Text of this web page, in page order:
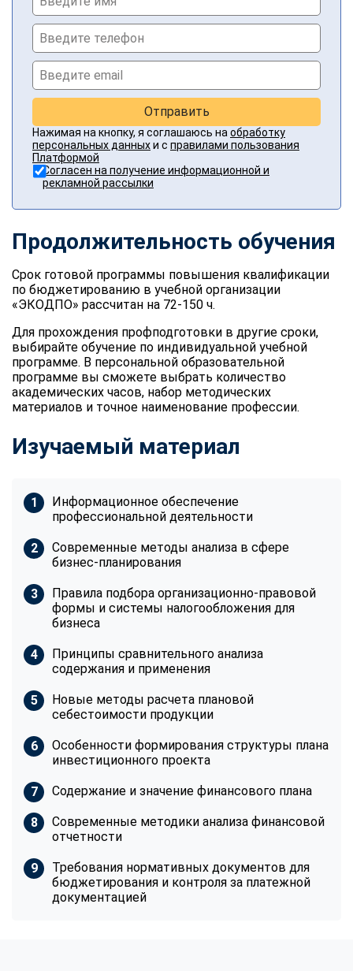
Отправить
Нажимая на кнопку, я соглашаюсь на обработку
персональных данныхи с правилами пользования
Платформой
Согласен на получение информационной и
рекламной рассылки
Продолжительность обучения
Срок готовой программы повышения квалификации
по бюджетированию в учебной организации
«ЭКОДПО» рассчитан на 72-150 ч.
Для прохождения профподготовки в другие сроки,
выбирайте обучение по индивидуальной учебной
программе. В персональной образовательной
программе вы сможете выбрать количество
академических часов, набор методических
материалов и точное наименование профессии.
Изучаемый материал
Информационное обеспечение
профессиональной деятельности
Современные методы анализа в сфере
бизнес-планирования
Правила подбора организационно-правовой
формы и системы налогообложения для
бизнеса
Принципы сравнительного анализа
содержания и применения
Новые методы расчета плановой
себестоимости продукции
Особенности формирования структуры плана
инвестиционного проекта
Содержание и значение финансового плана
Современные методики анализа финансовой
отчетности
Требования нормативных документов для
бюджетирования и контроля за платежной
документацией